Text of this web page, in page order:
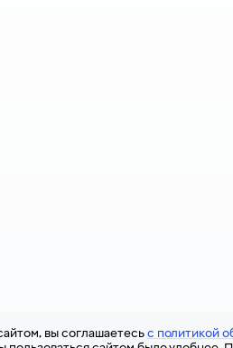
вы соглашаетесьс политикой